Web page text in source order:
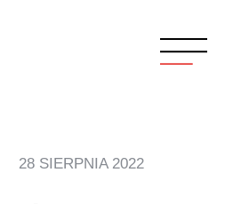
28 SIERPNIA 2022